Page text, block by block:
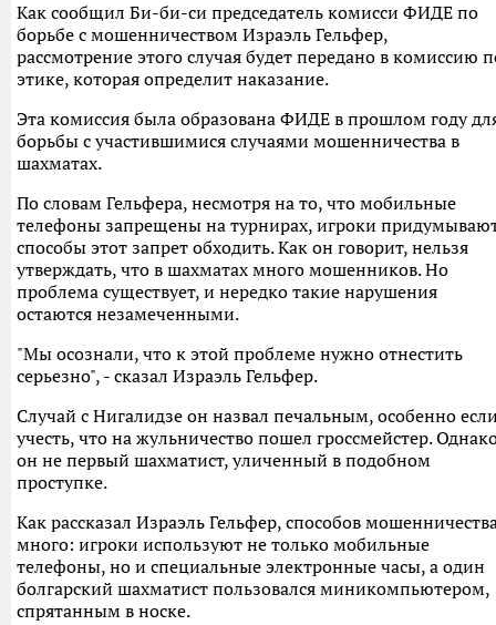
Как сообщил Би-би-си председатель комисси ФИДЕ по
борьбе с мошенничеством Израэль Гельфер,
рассмотрение этого случая будет передано в комиссию
этике, которая определит наказание.
Эта комиссия была образована ФИДЕ в прошлом году
борьбы с участившимися случаями мошенничества в
шахматах.
По словам Гельфера, несмотря на то, что мобильные
телефоны запрещены на турнирах, игроки
способы этот запрет обходить. Как он говорит, нельзя
утверждать, что в шахматах много мошенников. Но
проблема существует, и нередко такие нарушения
остаются незамеченными.
"Мы осознали, что к этой проблеме нужно отнестить
серьезно", - сказал Израэль Гельфер.
Случай с Нигалидзе он назвал печальным, особенно
учесть, что на жульничество пошел гроссмейстер.
он не первый шахматист, уличенный в подобном
проступке.
Как рассказал Израэль Гельфер, способов
много: игроки используют не только мобильные
телефоны, но и специальные электронные часы, а один
болгарский шахматист пользовался миникомпьютером,
спрятанным в носке.